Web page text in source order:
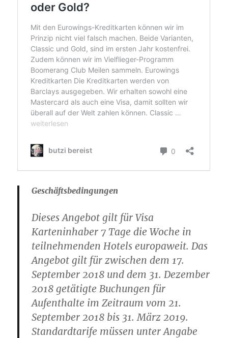
Geschäftsbedingungen
Dieses Angebot gilt für Visa
Karteninhaber 7 Tage die Woche in
teilnehmenden Hotels europaweit. Das
Angebot gilt für zwischen dem 17.
September 2018 und dem 31. Dezember
2018 getätigte Buchungen für
Aufenthalte im Zeitraum vom 21.
September 2018 bis 31. März 2019.
Standardtarife müssen unter Angabe